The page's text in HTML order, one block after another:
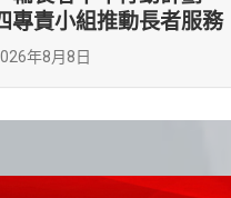
專責小組推動長者服務
年8月8日